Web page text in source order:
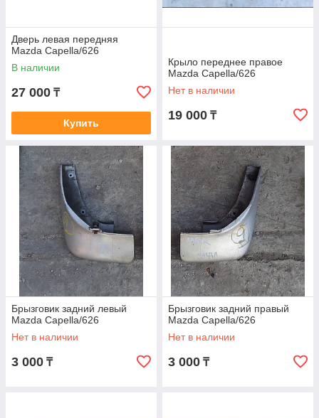
Дверь левая передняя
Mazda Capella/626
В наличии
27 000 ₸
Купить
Крыло переднее правое
Mazda Capella/626
Нет в наличии
19 000 ₸
Брызговик задний левый
Mazda Capella/626
Нет в наличии
3 000 ₸
Брызговик задний правый
Mazda Capella/626
Нет в наличии
3 000 ₸